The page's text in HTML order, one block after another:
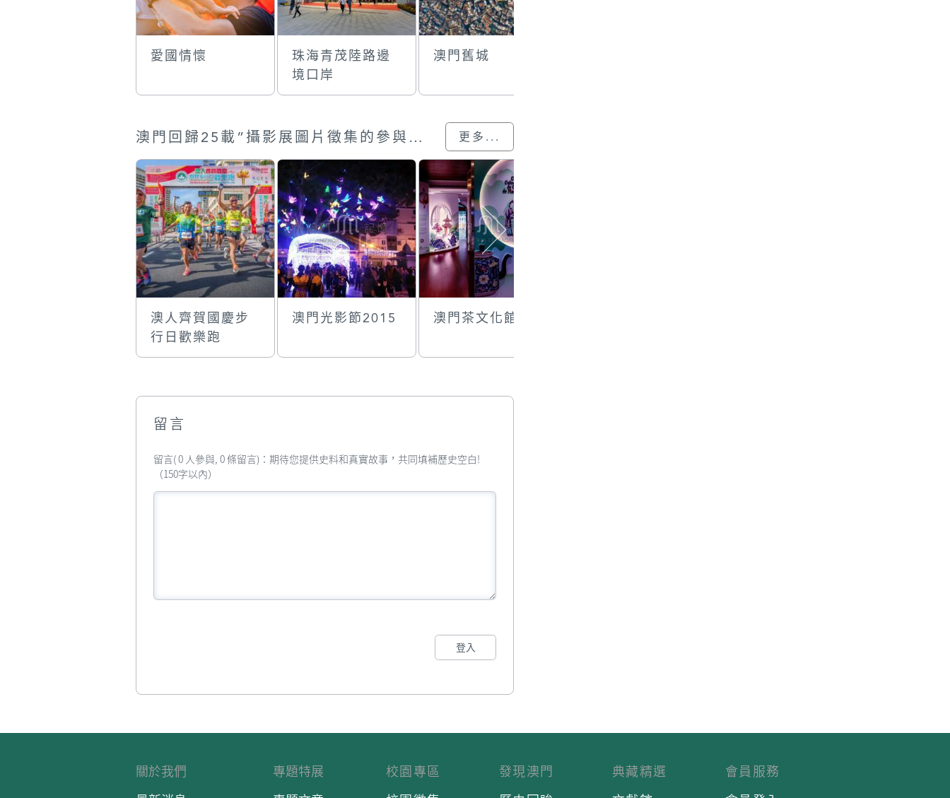
愛國情懷
珠海青茂陸路邊
境口岸
澳門舊城
澳門回歸25載”攝影展圖片徵集的參與作品 更多...
澳人齊賀國慶步
行日歡樂跑
澳門光影節2015 澳門茶文化館
留言
留言( 0 人參與, 0 條留言)：期待您提供史料和真實故事，共同填補歷史空白!
（150字以內）
登入
關於我們
專題特展
校園專區
發現澳門
典藏精選
會員服務